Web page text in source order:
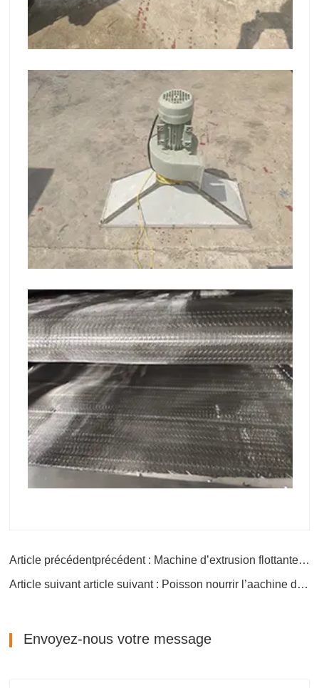
Article précédentprécédent : Machine d’extrusion flottante d’aliments pour poissons et d’aliments pour chiens
Article suivant article suivant : Poisson nourrir l’aachine de 3 tonnes par heure
Envoyez-nous votre message